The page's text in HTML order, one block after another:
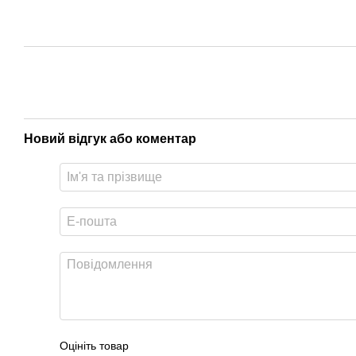
Новий відгук або коментар
Оцініть товар